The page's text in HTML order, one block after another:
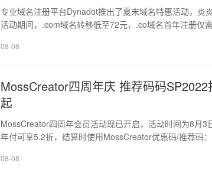
专业域名注册平台Dynadot推出了夏末域名特惠活动，炎
活动期间，.com域名转移低至72元，.co域名首年注册仅
!important;border: none !important;box-shadow: none
08-08
MossCreator四周年庆 推荐码码
起
MossCreator四周年会员活动现已开启，活动时间为8月3
年付可享5.2折，结算时使用MossCreator优惠码/推荐码
!important;box-shadow: none !important;height: 1em
08-08